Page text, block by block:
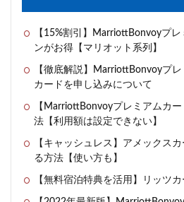
【15%割引】MarriottBonvoyプ
ンがお得【マリオット系列】
【徹底解説】MarriottBonvoyプ
カードを申し込みについて
【MarriottBonvoyプレミアムカ
法【利用額は設定できない】
【キャッシュレス】アメックス
る方法【使い方も】
【無料宿泊特典を活用】リッツ